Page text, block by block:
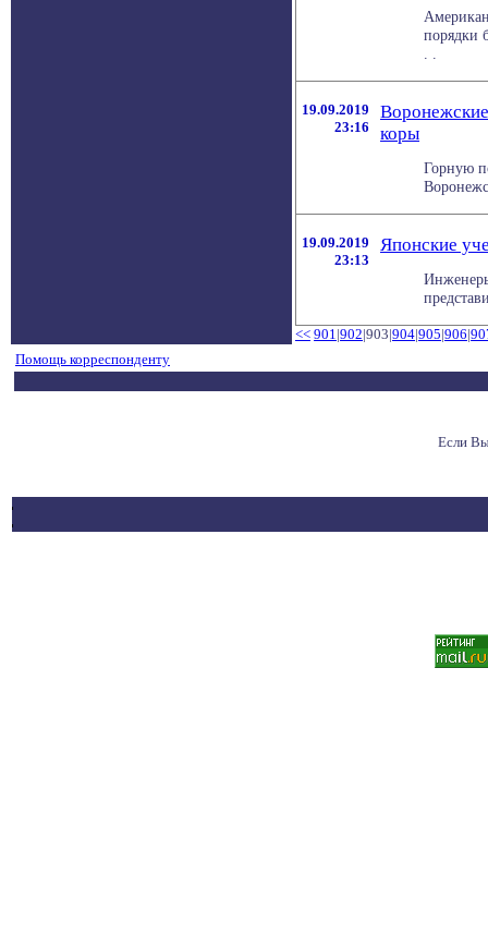
порядки
19.09.2019
23:16
коры
Горную
19.09.2019
23:13
Японские
<< 901|902|903|904|905|906|
Помощь корреспонденту
Если